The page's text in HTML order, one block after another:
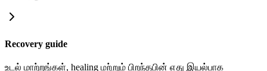
Recovery guide
உடல் மாற்றங்கள், healing மற்றும் பிறந்தபின் எது இயல்பாக